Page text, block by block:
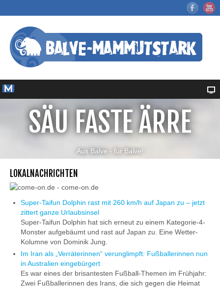
SÄU FASTE ÄRRE
Aus Balve - für Balve!
LOKALNACHRICHTEN
Super-Taifun Dolphin rast mit 260 km/h auf Japan zu – jetzt
zittert ganze Urlaubsinsel
Super-Taifun Dolphin hat sich erneut zu einem Kategorie-4-
Monster aufgebäumt und rast auf Japan zu. Eine Wetter-
Kolumne von Dominik Jung.
Im Iran als „Verräterinnen“ verunglimpft: Fußballerinnen nun
in Australien eingebürgert
Es war eines der brisantesten Fußball-Themen im Frühjahr:
Zwei Fußballerinnen des Irans, die sich gegen die Heimat